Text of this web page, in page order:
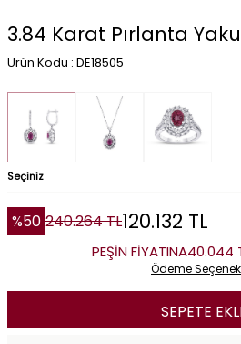
3.84 Karat Pırlanta
Ürün Kodu : DE18505
Seçiniz
%50 240.264TL120.132 TL
PEŞİN FİYATINA40.044
Ödeme
SEPETE